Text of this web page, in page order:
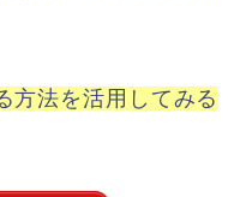
方法を活用してみる